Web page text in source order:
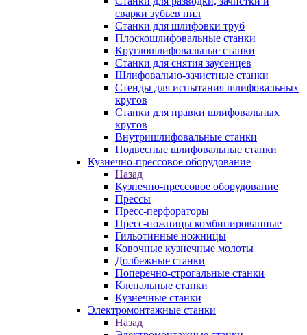
сварки зубьев пил
Станки для шлифовки труб
Плоскошлифовальные станки
Круглошлифовальные станки
Станки для снятия заусенцев
Шлифовально-зачистные станки
Стенды для испытания шлифовальных
кругов
Станки для правки шлифовальных
кругов
Внутришлифовальные станки
Подвесные шлифовальные станки
Кузнечно-прессовое оборудование
Назад
Кузнечно-прессовое оборудование
Прессы
Пресс-перфораторы
Пресс-ножницы комбинированные
Гильотинные ножницы
Ковочные кузнечные молоты
Долбежные станки
Поперечно-строгальные станки
Клепальные станки
Кузнечные станки
Электромонтажные станки
Назад